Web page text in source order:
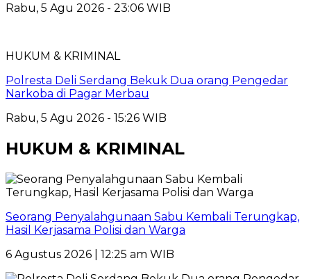
Rabu, 5 Agu 2026 - 23:06 WIB
HUKUM & KRIMINAL
Polresta Deli Serdang Bekuk Dua orang Pengedar
Narkoba di Pagar Merbau
Rabu, 5 Agu 2026 - 15:26 WIB
HUKUM & KRIMINAL
Seorang Penyalahgunaan Sabu Kembali Terungkap,
Hasil Kerjasama Polisi dan Warga
6 Agustus 2026 | 12:25 am WIB